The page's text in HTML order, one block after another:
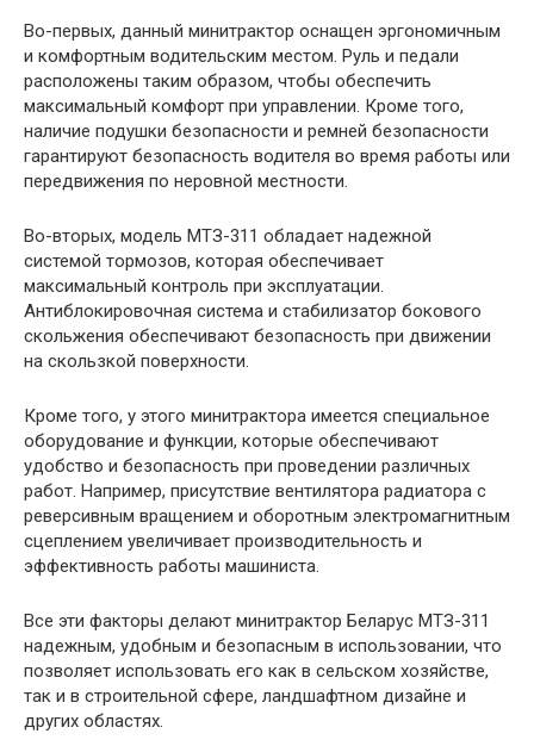
Во-первых, данный минитрактор оснащен эргономичным
и комфортным водительским местом. Руль и педали
расположены таким образом, чтобы обеспечить
максимальный комфорт при управлении. Кроме того,
наличие подушки безопасности и ремней безопасности
гарантируют безопасность водителя во время работы или
передвижения по неровной местности.
Во-вторых, модель МТЗ-311 обладает надежной
системой тормозов, которая обеспечивает
максимальный контроль при эксплуатации.
Антиблокировочная система и стабилизатор бокового
скольжения обеспечивают безопасность при движении
на скользкой поверхности.
Кроме того, у этого минитрактора имеется специальное
оборудование и функции, которые обеспечивают
удобство и безопасность при проведении различных
работ. Например, присутствие вентилятора радиатора с
реверсивным вращением и оборотным электромагнитным
сцеплением увеличивает производительность и
эффективность работы машиниста.
Все эти факторы делают минитрактор Беларус МТЗ-311
надежным, удобным и безопасным в использовании, что
позволяет использовать его как в сельском хозяйстве,
так и в строительной сфере, ландшафтном дизайне и
других областях.